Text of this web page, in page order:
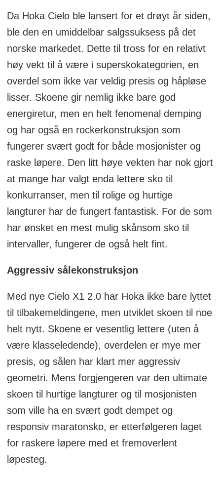
Da Hoka Cielo ble lansert for et drøyt år siden,
ble den en umiddelbar salgssuksess på det
norske markedet. Dette til tross for en relativt
høy vekt til å være i superskokategorien, en
overdel som ikke var veldig presis og håpløse
lisser. Skoene gir nemlig ikke bare god
energiretur, men en helt fenomenal demping
og har også en rockerkonstruksjon som
fungerer svært godt for både mosjonister og
raske løpere. Den litt høye vekten har nok gjort
at mange har valgt enda lettere sko til
konkurranser, men til rolige og hurtige
langturer har de fungert fantastisk. For de som
har ønsket en mest mulig skånsom sko til
intervaller, fungerer de også helt fint.
Aggressiv sålekonstruksjon
Med nye Cielo X1 2.0 har Hoka ikke bare lyttet
til tilbakemeldingene, men utviklet skoen til noe
helt nytt. Skoene er vesentlig lettere (uten å
være klasseledende), overdelen er mye mer
presis, og sålen har klart mer aggressiv
geometri. Mens forgjengeren var den ultimate
skoen til hurtige langturer og til mosjonisten
som ville ha en svært godt dempet og
responsiv maratonsko, er etterfølgeren laget
for raskere løpere med et fremoverlent
løpesteg.